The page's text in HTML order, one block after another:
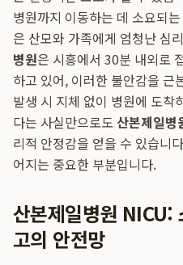
병원까지 이동하는 데 소요되
은 산모와 가족에게 엄청난 심
병원은 시흥에서 30분 내외로
하고 있어, 이러한 불안감을 근
발생 시 지체 없이 병원에 도착
다는 사실만으로도 산본제일병
리적 안정감을 얻을 수 있습니
어지는 중요한 부분입니다.
산본제일병원 NICU:
고의 안전망